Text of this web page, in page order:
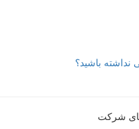
باشید؟
شرکت